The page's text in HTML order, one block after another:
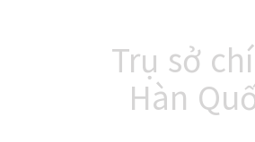
Trụ sở
Hàn